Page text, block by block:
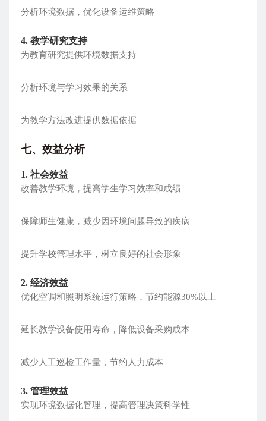
分析环境数据，优化设备运维策略
4. 教学研究支持
为教育研究提供环境数据支持
分析环境与学习效果的关系
为教学方法改进提供数据依据
七、效益分析
1. 社会效益
改善教学环境，提高学生学习效率和成绩
保障师生健康，减少因环境问题导致的疾病
提升学校管理水平，树立良好的社会形象
2. 经济效益
优化空调和照明系统运行策略，节约能源30%以上
延长教学设备使用寿命，降低设备采购成本
减少人工巡检工作量，节约人力成本
3. 管理效益
实现环境数据化管理，提高管理决策科学性